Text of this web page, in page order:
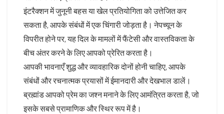
इंटरैक्शन में जुनूनी बहस या खेल प्रतियोगिता को उत्तेजित कर
सकता है, आपके संबंधों में एक चिंगारी जोड़ता है। नेपच्यून के
विपरीत होने पर, यह दिल के मामलों में फैंटेसी और वास्तविकता के
बीच अंतर करने के लिए आपको प्रेरित करता है।
आपकी भावनाएँ शुद्ध और व्यावहारिक दोनों होनी चाहिए, आपके
संबंधों और रचनात्मक प्रयासों में ईमानदारी और देखभाल डालें।
ब्रह्मांड आपको प्रेम का जश्न मनाने के लिए आमंत्रित करता है, जो
इसके सबसे प्रामाणिक और स्थिर रूप में है।